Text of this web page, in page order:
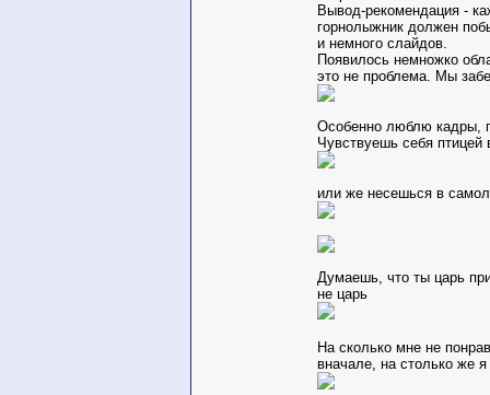
Вывод-рекомендация -
горнолыжник должен
и немного слайдов.
Появилось немножко
это не проблема. Мы
Особенно люблю кадры,
Чувствуешь себя птицей
или же несешься в
Думаешь, что ты царь
не царь
На сколько мне не
вначале, на столько же